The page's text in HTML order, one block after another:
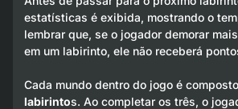
estatísticas é exibida, mostrando o
lembrar que, se o jogador demorar
em um labirinto, ele não receberá
Cada mundo dentro do jogo é
labirintos. Ao completar os três, o